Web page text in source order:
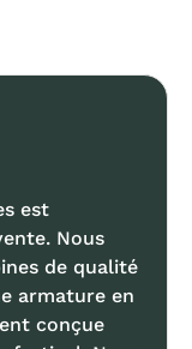
est
Nous
de qualité
armature en
conçue